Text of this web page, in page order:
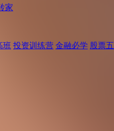
家
班 投资训练营 金融必学 股票